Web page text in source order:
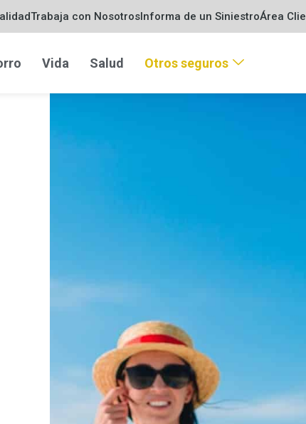
Trabaja con NosotrosInforma de un SiniestroÁrea
Vida Salud Otros seguros